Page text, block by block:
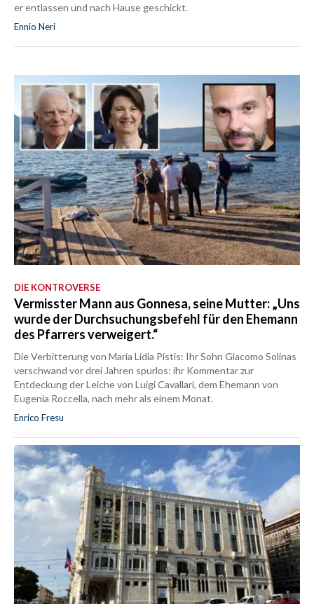
er entlassen und nach Hause geschickt.
Ennio Neri
DIE KONTROVERSE
Vermisster Mann aus Gonnesa, seine Mutter: „Uns
wurde der Durchsuchungsbefehl für den Ehemann
des Pfarrers verweigert.“
Die Verbitterung von Maria Lidia Pistis: Ihr Sohn Giacomo Solinas
verschwand vor drei Jahren spurlos: ihr Kommentar zur
Entdeckung der Leiche von Luigi Cavallari, dem Ehemann von
Eugenia Roccella, nach mehr als einem Monat.
Enrico Fresu